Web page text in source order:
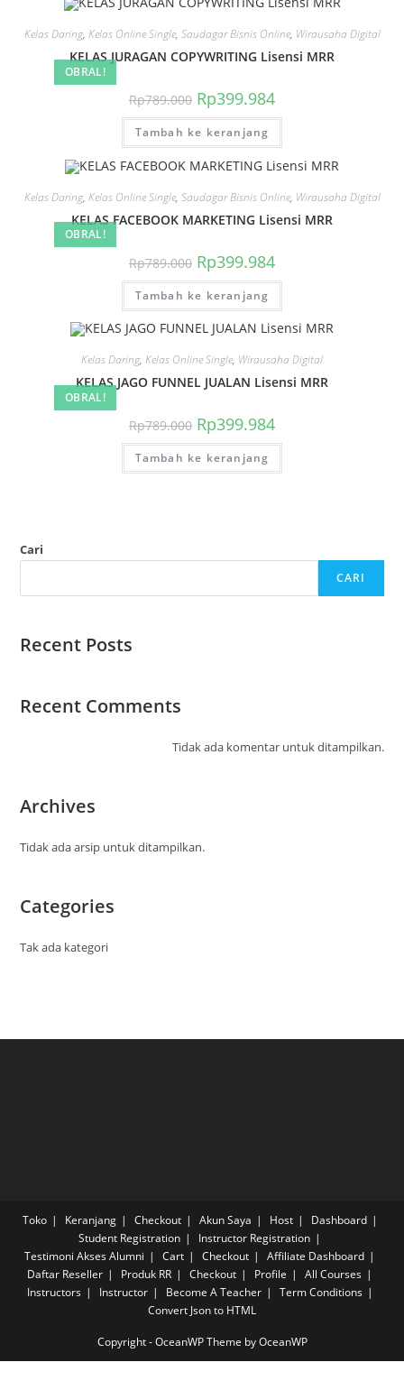
OBRAL!
Kelas Daring, Kelas Online Single, Saudagar Bisnis Online, Wirausaha Digital
KELAS JURAGAN COPYWRITING Lisensi MRR
Rp789.000 Harga
aslinya
adalah:
Rp789.000.
Rp399.984saat
ini
Rp399.984.
Tambah ke keranjang
OBRAL!
Kelas Daring, Kelas Online Single, Saudagar Bisnis Online, Wirausaha Digital
KELAS FACEBOOK MARKETING Lisensi MRR
Rp789.000 Harga
aslinya
adalah:
Rp789.000.
Rp399.984saat
ini
Rp399.984.
Tambah ke keranjang
OBRAL!
Kelas Daring, Kelas Online Single, Wirausaha Digital
KELAS JAGO FUNNEL JUALAN Lisensi MRR
Rp789.000 Harga
aslinya
adalah:
Rp789.000.
Rp399.984saat
ini
Rp399.984.
Tambah ke keranjang
Cari
CARI
Recent Posts
Recent Comments
Tidak ada komentar untuk ditampilkan.
Archives
Tidak ada arsip untuk ditampilkan.
Categories
Tak ada kategori
Toko Keranjang Checkout Akun Saya Host
Dashboard
Student Registration
Instructor Registration
Testimoni Akses Alumni
Cart Checkout
Affiliate Dashboard
Daftar Reseller
Produk RR Checkout Profile
All Courses
Instructors
Instructor Become A Teacher
Term Conditions
Convert Json to HTML
Copyright - OceanWP Theme by OceanWP